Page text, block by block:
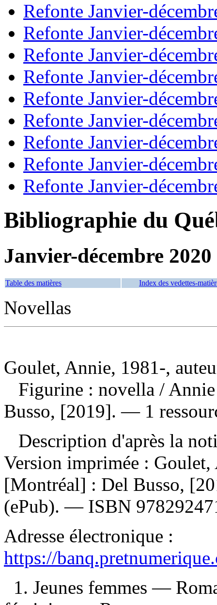
Refonte Janvier-
Refonte Janvier-
Refonte Janvier-
Refonte Janvier-
Refonte Janvier-
Refonte Janvier-
Refonte Janvier-
Refonte Janvier-
Refonte Janvier-
Bibliographie du
Janvier-décembre 2020
Table des matières Index des vedettes-
Novellas
Goulet, Annie, 1981-,
Figurine : novella /
Busso, [2019]. — 1
Description d'après la
Version imprimée : Goulet,
[Montréal] : Del Busso,
(ePub). — ISBN
Adresse électronique :
https://
1. Jeunes femmes —